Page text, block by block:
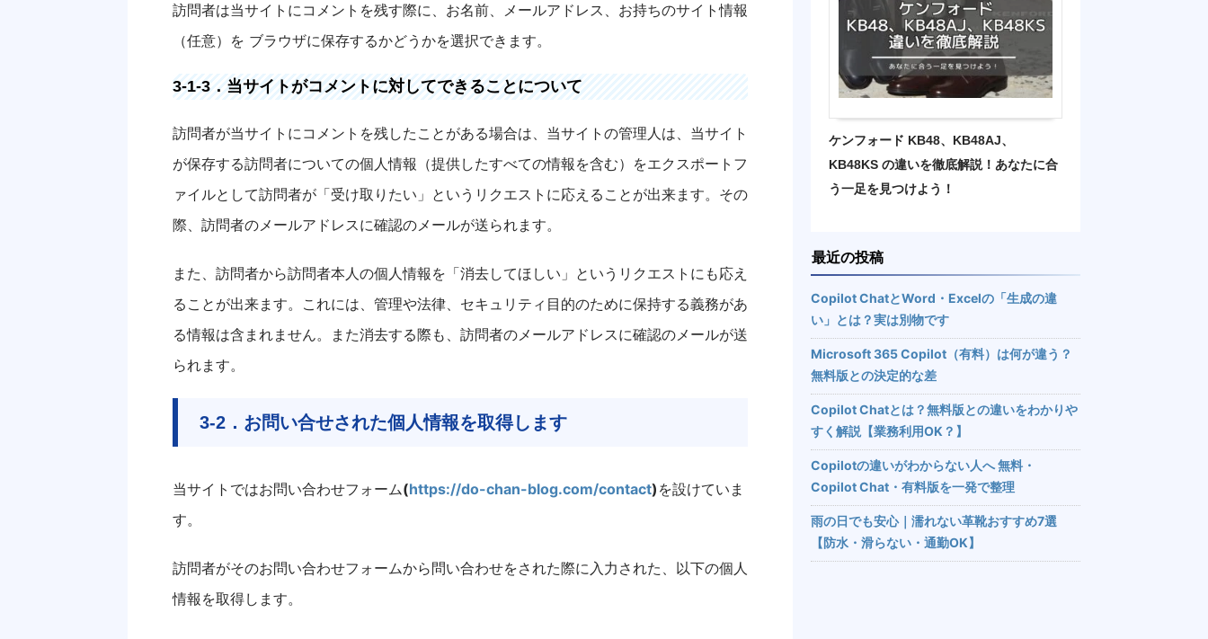
訪問者は当サイトにコメントを残す際に、お名前、メールアドレス、お持ちのサイト情報
（任意）を ブラウザに保存するかどうかを選択できます。
3-1-3．当サイトがコメントに対してできることについて
訪問者が当サイトにコメントを残したことがある場合は、当サイトの管理人は、当サイト
が保存する訪問者についての個人情報（提供したすべての情報を含む）をエクスポートフ
ァイルとして訪問者が「受け取りたい」というリクエストに応えることが出来ます。その
際、訪問者のメールアドレスに確認のメールが送られます。
また、訪問者から訪問者本人の個人情報を「消去してほしい」というリクエストにも応え
ることが出来ます。これには、管理や法律、セキュリティ目的のために保持する義務があ
る情報は含まれません。また消去する際も、訪問者のメールアドレスに確認のメールが送
られます。
3-2．お問い合せされた個人情報を取得します
当サイトではお問い合わせフォーム(https://do-chan-blog.com/contact) を設けていま
す。
訪問者がそのお問い合わせフォームから問い合わせをされた際に入力された、以下の個人
情報を取得します。
ケンフォード KB48、KB48AJ、
KB48KS の違いを徹底解説！あなたに合
う一足を見つけよう！
最近の投稿
Copilot ChatとWord・Excelの「生成の違
い」とは？実は別物です
Microsoft 365 Copilot（有料）は何が違う？
無料版との決定的な差
Copilot Chatとは？無料版との違いをわかりや
すく解説【業務利用OK？】
Copilotの違いがわからない人へ 無料・
Copilot Chat・有料版を一発で整理
雨の日でも安心｜濡れない革靴おすすめ7選
【防水・滑らない・通勤OK】